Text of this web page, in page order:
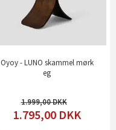
Oyoy - LUNO skammel mørk
eg
1.999,00
1.795,00 DKK